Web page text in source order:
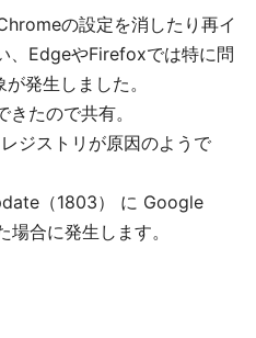
の設定を消したり再イ
、EdgeやFirefoxでは特に問
発生しました。
たので共有。
ジストリが原因のようで
（1803） に Google
合に発生します。